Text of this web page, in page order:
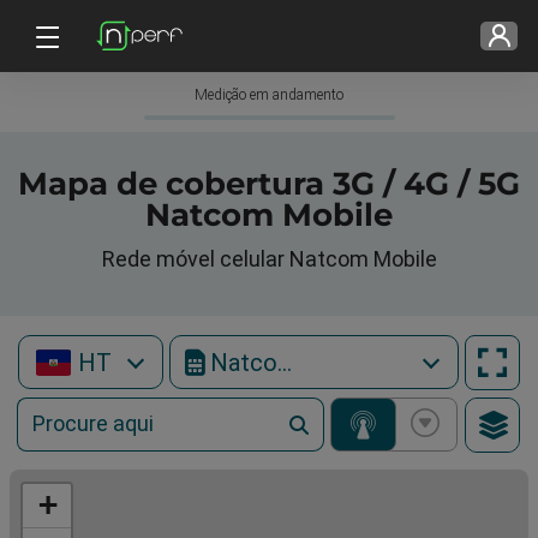
Medição em andamento
Mapa de cobertura 3G / 4G / 5G
Natcom Mobile
Rede móvel celular Natcom Mobile
HT Natcom Mobile
+